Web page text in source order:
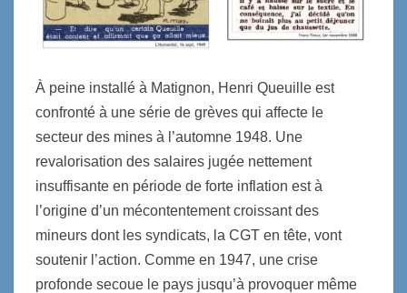
À peine installé à Matignon, Henri Queuille est
confronté à une série de grèves qui affecte le
secteur des mines à l’automne 1948. Une
revalorisation des salaires jugée nettement
insuffisante en période de forte inflation est à
l’origine d’un mécontentement croissant des
mineurs dont les syndicats, la CGT en tête, vont
soutenir l’action. Comme en 1947, une crise
profonde secoue le pays jusqu’à provoquer même